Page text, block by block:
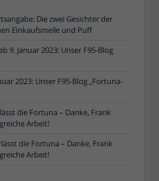
Die zwei Gesichter der
Einkaufsmeile und Puff
9. Januar 2023: Unser F95-Blog
2023: Unser F95-Blog „Fortuna-
die Fortuna – Danke, Frank
Arbeit!
die Fortuna – Danke, Frank
Arbeit!